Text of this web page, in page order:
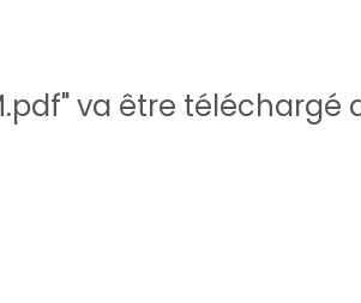
va être téléchargé